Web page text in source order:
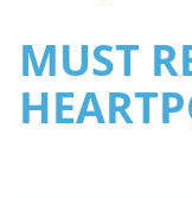
MUST